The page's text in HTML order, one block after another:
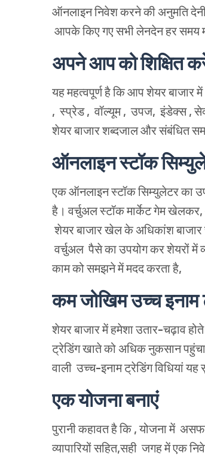
ऑनलाइननिवेशकरनेकीअनुमति
आपकेकिएगएसभीलेनदेनहर
अपनेआपकोशिक्षित
यहमहत्वपूर्णहैकिआपशेयरबाजारमें
, स्प्रेड, वॉल्यूम, उपज, इंडेक्स,
शेयरबाजारशब्दजालऔरसंबंधित
ऑनलाइनस्टॉक
एकऑनलाइनस्टॉकसिम्युलेटरका
है। वर्चुअलस्टॉकमार्केटगेमखेलकर,
शेयरबाजारखेलकेअधिकांशबाजार
वर्चुअल पैसेकाउपयोगकरशेयरोंमें
कामकोसमझनेमेंमददकरताहै,
कमजोखिमउच्चइनाम
शेयरबाजारमेंहमेशाउतार-चढ़ावहोते
ट्रेडिंगखातेकोअधिकनुकसान
वाली उच्च-इनामट्रेडिंगविधियांयह
एकयोजनाबनाएं
पुरानीकहावतहै कि,योजनामें
व्यापारियोंसहित,सही जगहमेंएक